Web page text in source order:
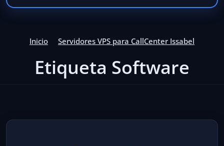
Inicio Servidores VPS para CallCenter Issabel
Etiqueta Software